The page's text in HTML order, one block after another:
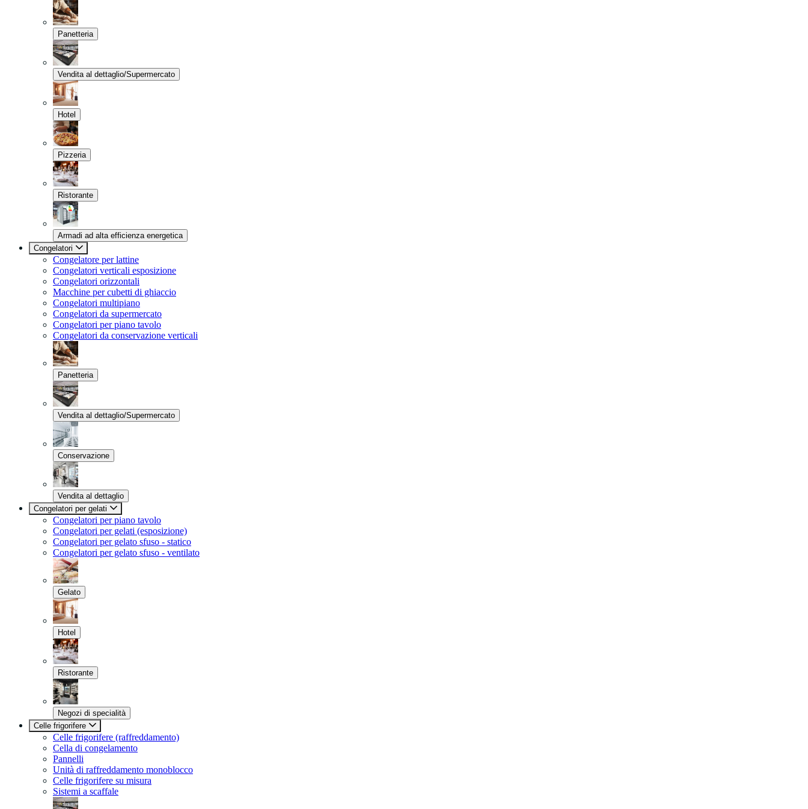
Panetteria
Vendita al dettaglio/Supermercato
Hotel
Pizzeria
Ristorante
Armadi ad alta efficienza energetica
Congelatori
Congelatore per lattine
Congelatori verticali esposizione
Congelatori orizzontali
Macchine per cubetti di ghiaccio
Congelatori multipiano
Congelatori da supermercato
Congelatori per piano tavolo
Congelatori da conservazione verticali
Panetteria
Vendita al dettaglio/Supermercato
Conservazione
Vendita al dettaglio
Congelatori per gelati
Congelatori per piano tavolo
Congelatori per gelati (esposizione)
Congelatori per gelato sfuso - statico
Congelatori per gelato sfuso - ventilato
Gelato
Hotel
Ristorante
Negozi di specialità
Celle frigorifere
Celle frigorifere (raffreddamento)
Cella di congelamento
Pannelli
Unità di raffreddamento monoblocco
Celle frigorifere su misura
Sistemi a scaffale